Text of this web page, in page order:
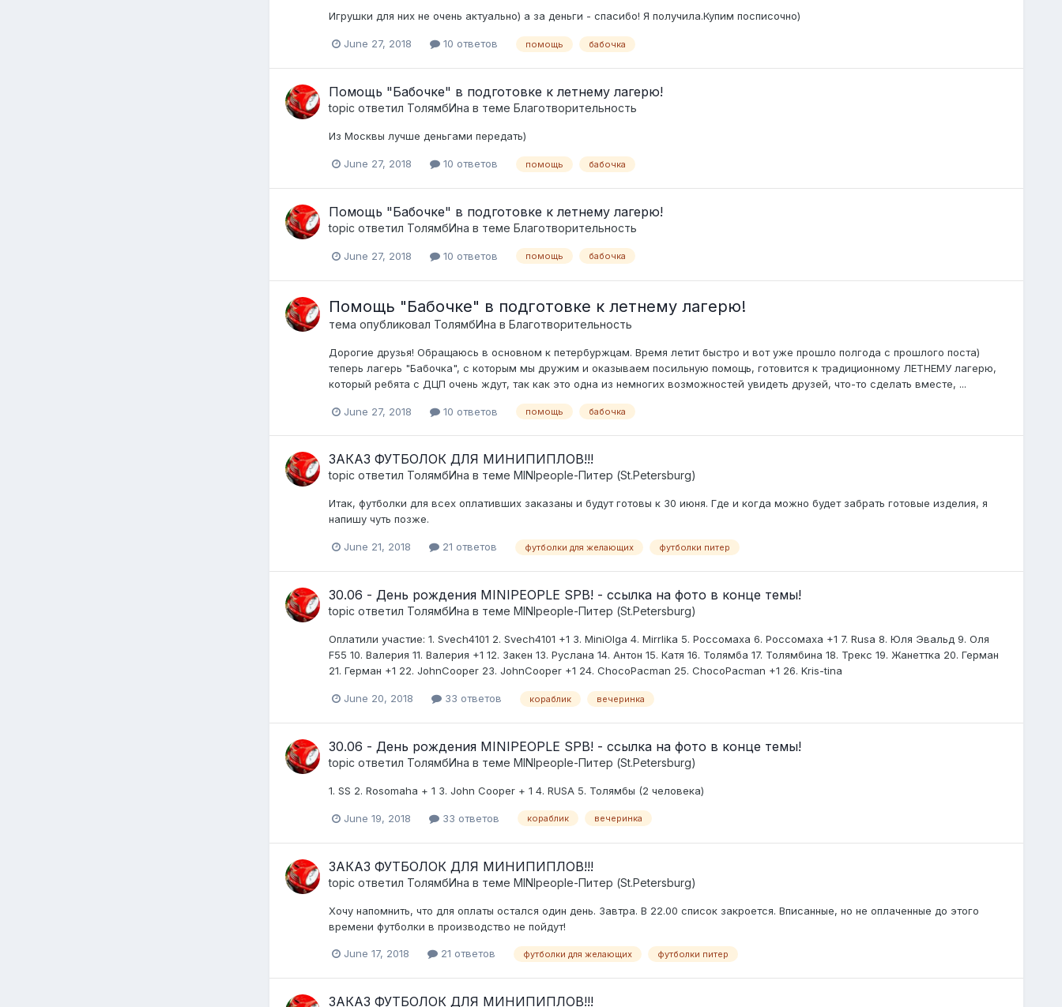
Игрушки для них не очень актуально) а за деньги - спасибо! Я получила.Купим посписочно)
June 27, 2018 10 ответов помощь бабочка
Помощь "Бабочке" в подготовке к летнему лагерю!
topic ответил ТолямбИна в теме Благотворительность
Из Москвы лучше деньгами передать)
June 27, 2018 10 ответов помощь бабочка
Помощь "Бабочке" в подготовке к летнему лагерю!
topic ответил ТолямбИна в теме Благотворительность
June 27, 2018 10 ответов помощь бабочка
Помощь "Бабочке" в подготовке к летнему лагерю!
тема опубликовал ТолямбИна в Благотворительность
Дорогие друзья! Обращаюсь в основном к петербуржцам. Время летит быстро и вот уже прошло полгода с прошлого поста)
теперь лагерь "Бабочка", с которым мы дружим и оказываем посильную помощь, готовится к традиционному ЛЕТНЕМУ лагерю,
который ребята с ДЦП очень ждут, так как это одна из немногих возможностей увидеть друзей, что-то сделать вместе, ...
June 27, 2018 10 ответов помощь бабочка
ЗАКАЗ ФУТБОЛОК ДЛЯ МИНИПИПЛОВ!!!
topic ответил ТолямбИна в теме MINIpeople-Питер (St.Petersburg)
Итак, футболки для всех оплативших заказаны и будут готовы к 30 июня. Где и когда можно будет забрать готовые изделия, я
напишу чуть позже.
June 21, 2018 21 ответов футболки для желающих футболки питер
30.06 - День рождения MINIPEOPLE SPB! - ссылка на фото в конце темы!
topic ответил ТолямбИна в теме MINIpeople-Питер (St.Petersburg)
Оплатили участие: 1. Svech4101 2. Svech4101 +1 3. MiniOlga 4. Mirrlika 5. Россомаха 6. Россомаха +1 7. Rusa 8. Юля Эвальд 9. Оля
F55 10. Валерия 11. Валерия +1 12. Закен 13. Руслана 14. Антон 15. Катя 16. Толямба 17. Толямбина 18. Трекс 19. Жанеттка 20. Герман
21. Герман +1 22. JohnCooper 23. JohnCooper +1 24. ChocoPacman 25. ChocoPacman +1 26. Kris-tina
June 20, 2018 33 ответов кораблик вечеринка
30.06 - День рождения MINIPEOPLE SPB! - ссылка на фото в конце темы!
topic ответил ТолямбИна в теме MINIpeople-Питер (St.Petersburg)
1. SS 2. Rosomaha + 1 3. John Cooper + 1 4. RUSA 5. Толямбы (2 человека)
June 19, 2018 33 ответов кораблик вечеринка
ЗАКАЗ ФУТБОЛОК ДЛЯ МИНИПИПЛОВ!!!
topic ответил ТолямбИна в теме MINIpeople-Питер (St.Petersburg)
Хочу напомнить, что для оплаты остался один день. Завтра. В 22.00 список закроется. Вписанные, но не оплаченные до этого
времени футболки в производство не пойдут!
June 17, 2018 21 ответов футболки для желающих футболки питер
ЗАКАЗ ФУТБОЛОК ДЛЯ МИНИПИПЛОВ!!!